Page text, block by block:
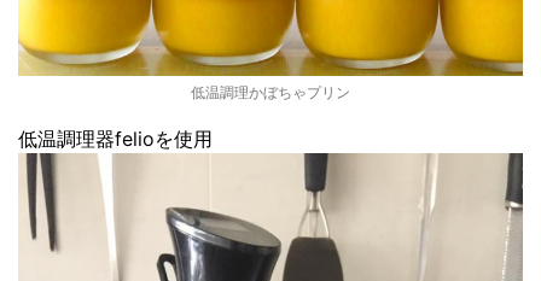
低温調理かぼちゃプリン
低温調理器felioを使用